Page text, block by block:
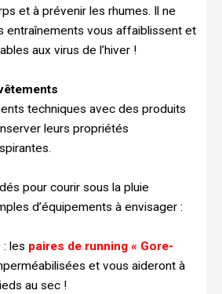
et à prévenir les rhumes. Il ne
entraînements vous affaiblissent et
aux virus de l’hiver !
techniques avec des produits
leurs propriétés
pour courir sous la pluie
d’équipements à envisager :
: les paires de running « Gore-
et vous aideront à
au sec !